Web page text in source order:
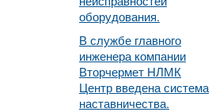
оборудования.
В службе главного
инженера компании
Вторчермет НЛМК
Центр введена система
наставничества.